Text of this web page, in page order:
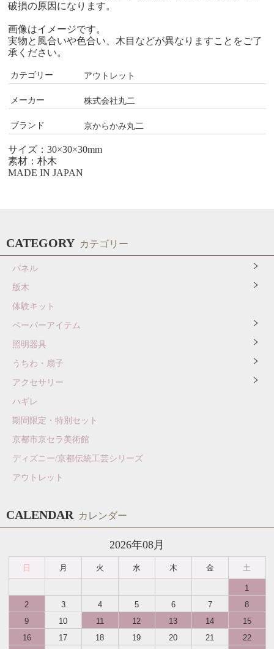
破損の原因になります。
画像はイメージです。
実物と風合いや色合い、木目などが異なりますことをご了
承ください。
カテゴリー アウトレット
メーカー 株式会社丸二
ブランド 京からかみ丸二
サイズ：30×30×30mm
素材：朴木
MADE IN JAPAN
CATEGORY カテゴリー
パネル
版木
体験キット
ペーパーアイテム
照明器具
うちわ・扇子
アクセサリー
ハギレ
期間限定・特別セット
京都市京セラ美術館
ディズニー/京都伝統工芸シリーズ
アウトレット
CALENDAR カレンダー
2026年08月
日 月 火 水 木 金 土
1
2
3 4 5 6 7
8
9
10 11 12 13 14
15
16
17 18 19 20 21
22